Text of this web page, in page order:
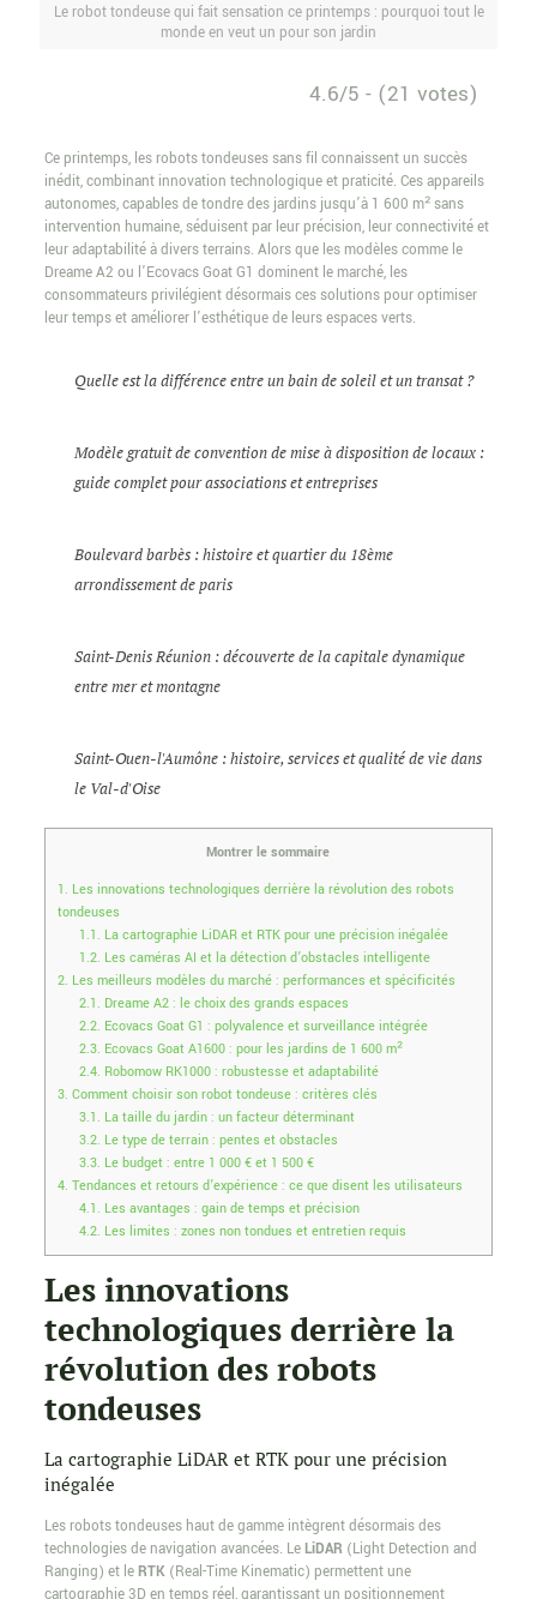
Le robot tondeuse qui fait sensation ce printemps : pourquoi tout le
monde en veut un pour son jardin
4.6/5 - (21 votes)
Ce printemps, les robots tondeuses sans fil connaissent un succès
inédit, combinant innovation technologique et praticité. Ces appareils
autonomes, capables de tondre des jardins jusqu’à 1 600 m² sans
intervention humaine, séduisent par leur précision, leur connectivité et
leur adaptabilité à divers terrains. Alors que les modèles comme le
Dreame A2 ou l’Ecovacs Goat G1 dominent le marché, les
consommateurs privilégient désormais ces solutions pour optimiser
leur temps et améliorer l’esthétique de leurs espaces verts.
Quelle est la différence entre un bain de soleil et un transat ?
Modèle gratuit de convention de mise à disposition de locaux :
guide complet pour associations et entreprises
Boulevard barbès : histoire et quartier du 18ème
arrondissement de paris
Saint-Denis Réunion : découverte de la capitale dynamique
entre mer et montagne
Saint-Ouen-l'Aumône : histoire, services et qualité de vie dans
le Val-d'Oise
Montrer le sommaire
1. Les innovations technologiques derrière la révolution des robots
tondeuses
1.1. La cartographie LiDAR et RTK pour une précision inégalée
1.2. Les caméras AI et la détection d’obstacles intelligente
2. Les meilleurs modèles du marché : performances et spécificités
2.1. Dreame A2 : le choix des grands espaces
2.2. Ecovacs Goat G1 : polyvalence et surveillance intégrée
2.3. Ecovacs Goat A1600 : pour les jardins de 1 600 m²
2.4. Robomow RK1000 : robustesse et adaptabilité
3. Comment choisir son robot tondeuse : critères clés
3.1. La taille du jardin : un facteur déterminant
3.2. Le type de terrain : pentes et obstacles
3.3. Le budget : entre 1 000 € et 1 500 €
4. Tendances et retours d’expérience : ce que disent les utilisateurs
4.1. Les avantages : gain de temps et précision
4.2. Les limites : zones non tondues et entretien requis
Les innovations
technologiques derrière la
révolution des robots
tondeuses
La cartographie LiDAR et RTK pour une précision
inégalée
Les robots tondeuses haut de gamme intègrent désormais des
technologies de navigation avancées. LeLiDAR (Light Detection and
Ranging) et leRTK(Real-Time Kinematic) permettent une